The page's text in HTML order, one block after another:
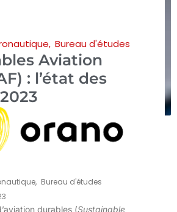
, Bureau d'études
Aviation
: l’état des
, Bureau d'études
durables (Sustainable